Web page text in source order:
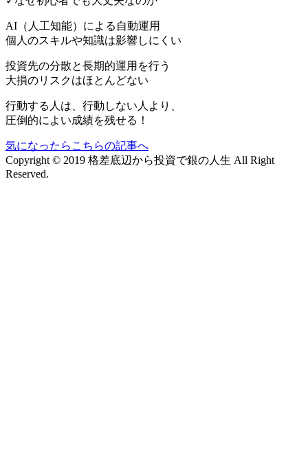
AI（人工知能）による 自動運用
個人のスキルや知識は影響しにくい
投資先の分散と長期的運用を行う
大損のリスクはほとんどない
行動する人は、行動しない人より、
圧倒的によい成績を残せる！
気になったらこちらの記事へ
Copyright © 2019 格差底辺から投資で銀の人生 All Right
Reserved.